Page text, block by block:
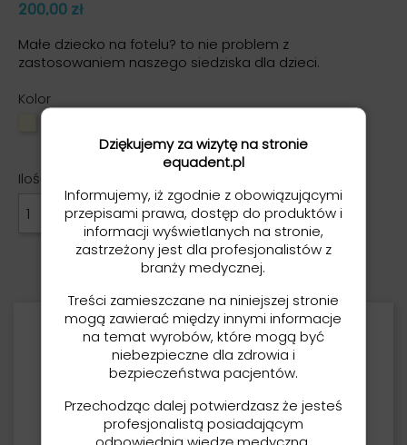
200,00 zł
Małe dziecko na fotelu? to nie problem z
zastosowaniem naszego siedziska dla dzieci.
Kolor
Ilość
 DODAJ DO KOSZYKA
Opis
Siedzisko dla dzieci.
Różne warianty kolorystyczne.
Wymiary:
Dziękujemy za wizytę na stronie
equadent.pl
Informujemy, iż zgodnie z obowiązującymi
przepisami prawa, dostęp do produktów i
informacji wyświetlanych na stronie,
zastrzeżony jest dla profesjonalistów z
branży medycznej.
Treści zamieszczane na niniejszej stronie
mogą zawierać między innymi informacje
na temat wyrobów, które mogą być
niebezpieczne dla zdrowia i
bezpieczeństwa pacjentów.
Przechodząc dalej potwierdzasz że jesteś
profesjonalistą posiadającym